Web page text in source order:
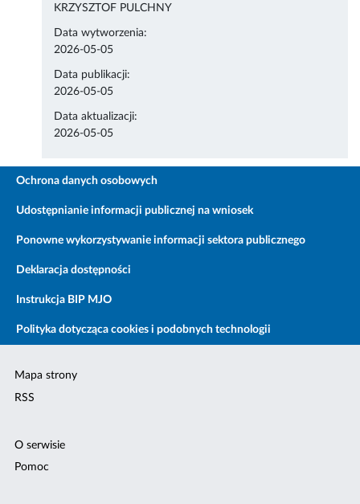
KRZYSZTOF PULCHNY
Data wytworzenia:
2026-05-05
Data publikacji:
2026-05-05
Data aktualizacji:
2026-05-05
Ochrona danych osobowych
Udostępnianie informacji publicznej na wniosek
Ponowne wykorzystywanie informacji sektora publicznego
Deklaracja dostępności
Instrukcja BIP MJO
Polityka dotycząca cookies i podobnych technologii
Mapa strony
RSS
O serwisie
Pomoc